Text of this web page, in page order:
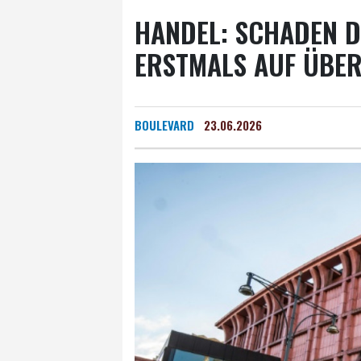
HANDEL: SCHADEN
ERSTMALS AUF
BOULEVARD 23.06.2026